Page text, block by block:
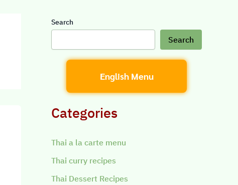
Search
Search
English Menu
Categories
Thai a la carte menu
Thai curry recipes
Thai Dessert Recipes